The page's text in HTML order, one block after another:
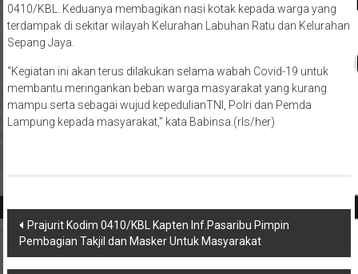
0410/KBL. Keduanya membagikan nasi kotak kepada warga yang
terdampak di sekitar wilayah Kelurahan Labuhan Ratu dan Kelurahan
Sepang Jaya.
“Kegiatan ini akan terus dilakukan selama wabah Covid-19 untuk
membantu meringankan beban warga masyarakat yang kurang
mampu serta sebagai wujud kepedulianTNI, Polri dan Pemda
Lampung kepada masyarakat,” kata Babinsa.(rls/her)
Navigasi
pos
Prajurit Kodim 0410/KBL Kapten Inf.Pasaribu Pimpin
Pembagian Takjil dan Masker Untuk Masyarakat